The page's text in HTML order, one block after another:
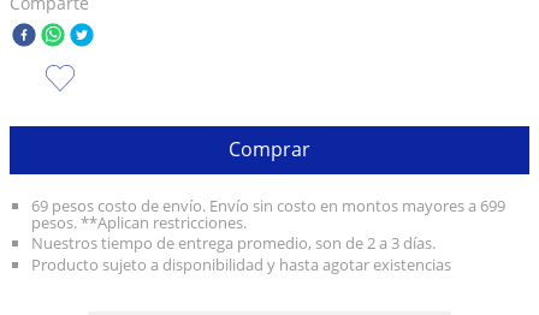
Comprar
69 pesos costo de envío. Envío sin costo en montos mayores a 699
pesos. **Aplican restricciones.
Nuestros tiempo de entrega promedio, son de 2 a 3 días.
Producto sujeto a disponibilidad y hasta agotar existencias
10